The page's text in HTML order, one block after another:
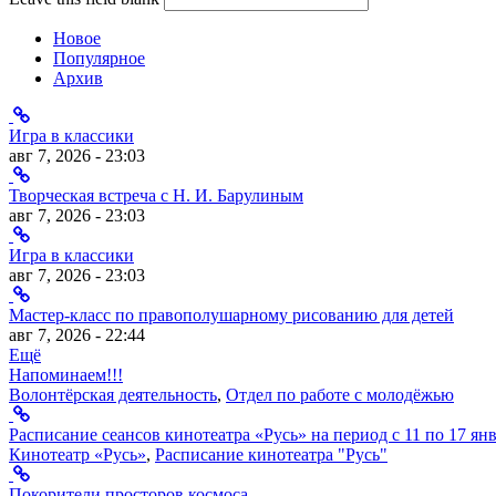
Новое
Популярное
Архив
Игра в классики
авг 7, 2026 - 23:03
Творческая встреча с Н. И. Барулиным
авг 7, 2026 - 23:03
Игра в классики
авг 7, 2026 - 23:03
Мастер-класс по правополушарному рисованию для детей
авг 7, 2026 - 22:44
Ещё
Напоминаем!!!
Волонтёрская деятельность, Отдел по работе с молодёжью
Расписание сеансов кинотеатра «Русь» на период с 11 по 17
Кинотеатр «Русь», Расписание кинотеатра "Русь"